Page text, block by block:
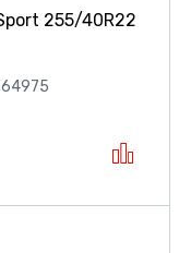
255/40R22